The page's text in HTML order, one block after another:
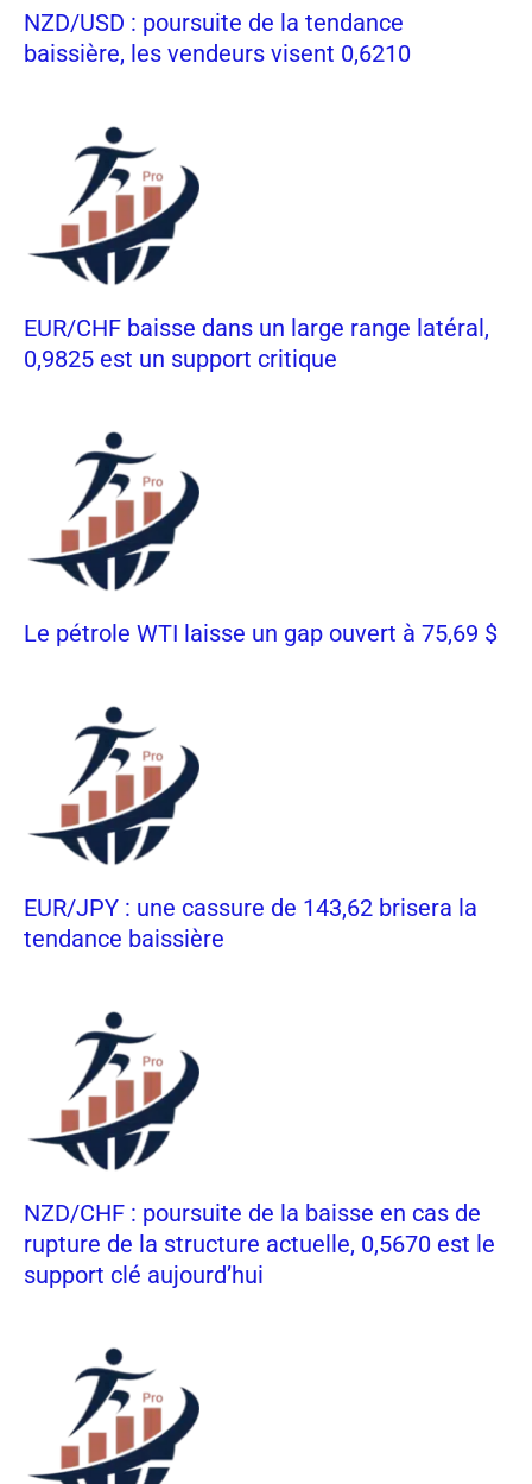
NZD/USD : poursuite de la tendance
baissière, les vendeurs visent 0,6210
EUR/CHF baisse dans un large range latéral,
0,9825 est un support critique
Le pétrole WTI laisse un gap ouvert à 75,69 $
EUR/JPY : une cassure de 143,62 brisera la
tendance baissière
NZD/CHF : poursuite de la baisse en cas de
rupture de la structure actuelle, 0,5670 est le
support clé aujourd’hui